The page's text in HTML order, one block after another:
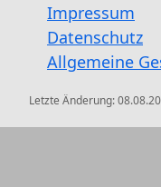
Impressum
Datenschutz
Allgemeine
Letzte Änderung: